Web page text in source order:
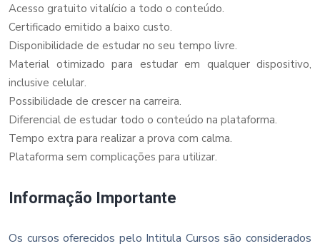
Acesso gratuito vitalício a todo o conteúdo.
Certificado emitido a baixo custo.
Disponibilidade de estudar no seu tempo livre.
Material otimizado para estudar em qualquer dispositivo,
inclusive celular.
Possibilidade de crescer na carreira.
Diferencial de estudar todo o conteúdo na plataforma.
Tempo extra para realizar a prova com calma.
Plataforma sem complicações para utilizar.
Informação Importante
Os cursos oferecidos pelo Intitula Cursos são considerados